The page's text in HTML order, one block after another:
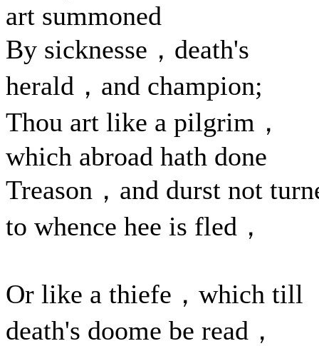
art summoned
By sicknesse，death's
herald，and champion;
Thou art like a pilgrim，
which abroad hath done
Treason，and durst not
to whence hee is fled，
Or like a thiefe，which till
death's doome be read，